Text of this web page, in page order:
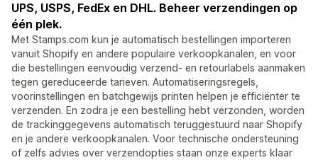
UPS, USPS, FedEx en DHL. Beheer verzendingen op
één plek.
Met Stamps.com kun je automatisch bestellingen importeren
vanuit Shopify en andere populaire verkoopkanalen, en voor
die bestellingen eenvoudig verzend- en retourlabels aanmaken
tegen gereduceerde tarieven. Automatiseringsregels,
voorinstellingen en batchgewijs printen helpen je efficiënter te
verzenden. En zodra je een bestelling hebt verzonden, worden
de trackinggegevens automatisch teruggestuurd naar Shopify
en je andere verkoopkanalen. Voor technische ondersteuning
of zelfs advies over verzendopties staan onze experts klaar